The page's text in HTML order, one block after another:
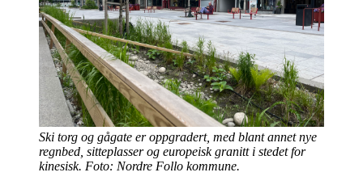
Ski torg og gågate er oppgradert, med blant annet nye
regnbed, sitteplasser og europeisk granitt i stedet for
kinesisk. Foto: Nordre Follo kommune.